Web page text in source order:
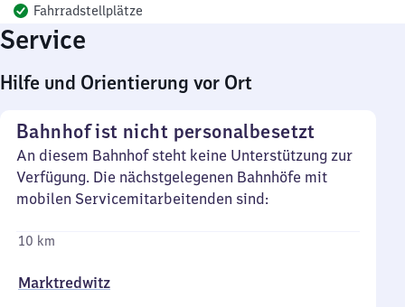
Fahrradstellplätze
Service
Hilfe und Orientierung vor Ort
Bahnhof ist nicht personalbesetzt
An diesem Bahnhof steht keine Unterstützung zur
Verfügung. Die nächstgelegenen Bahnhöfe mit
mobilen Servicemitarbeitenden sind:
10 km
Marktredwitz